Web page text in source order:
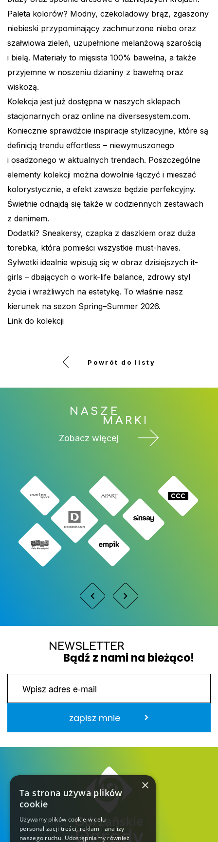
Paleta kolorów? Modny, czekoladowy brąz, zgaszony
niebieski przypominający zachmurzone niebo oraz
szałwiowa zieleń, uzupełnione melanżową szarością
i bielą. Materiały to mięsista 100% bawełna, a także
przyjemne w noszeniu dzianiny z bawełną oraz
wiskozą.
Kolekcja jest już dostępna w naszych sklepach
stacjonarnych oraz online na diversesystem.com.
Koniecznie sprawdźcie inspiracje stylizacyjne, które są
definicją trendu effortless – niewymuszonego
i osadzonego w aktualnych trendach. Poszczególne
elementy kolekcji można dowolnie łączyć i mieszać
kolorystycznie, a efekt zawsze będzie perfekcyjny.
Świetnie odnajdą się także w codziennych zestawach
z denimem.
Dodatki? Sneakersy, czapka z daszkiem oraz duża
torebka, która pomieści wszystkie must-haves.
Sylwetki idealnie wpisują się w obraz dzisiejszych it-
girls – dbających o work-life balance, zdrowy styl
życia i wrażliwych na estetykę. To właśnie nasz
kierunek na sezon Spring–Summer 2026.
Link do kolekcji
Powrót do listy
NASZE
MARKI
Zobacz więcej
NEWSLETTER
Bądź z nami na bieżąco!
zapisz mnie
×
Ta strona używa plików
cookie
Używamy plików cookie w celu
personalizacji treści, reklam i analizy
naszego ruchu. Udostępniamy również